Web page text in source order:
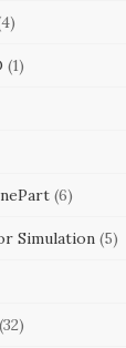
(1)
(6)
Simulation(5)
(32)